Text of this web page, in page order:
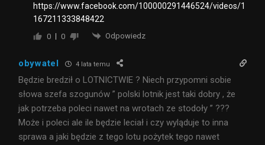
https://www.facebook.com/100000291446524/videos/1
167211333848422
0 0 Odpowiedz
obywatel 4 lata temu
Będzie bredził o LOTNICTWIE ? Niech przypomni sobie
słowa szefa szogunów ” polski lotnik jest taki dobry , że
jak potrzeba poleci nawet na wrotach ze stodoły ” ???
Może i poleci ale ile będzie leciał i czy wyląduje to inna
sprawa a jaki będzie z tego lotu pożytek tego nawet